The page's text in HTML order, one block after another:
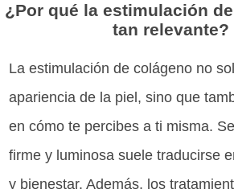
¿Por qué la estimulación
tan relevante?
La estimulación de colágeno no
apariencia de la piel, sino que
en cómo te percibes a ti misma.
firme y luminosa suele traducirse
y bienestar. Además, los